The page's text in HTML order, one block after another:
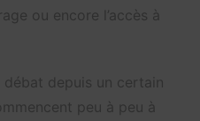
ou encore l’accès à
débat depuis un certain
peu à peu à